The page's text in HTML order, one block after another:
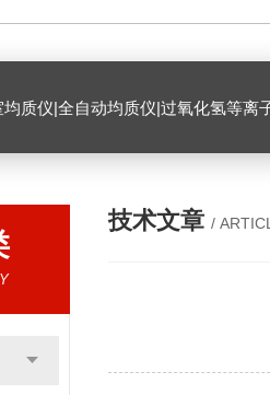
均质仪|全自动均质仪|过氧化氢等离
技术文章 /